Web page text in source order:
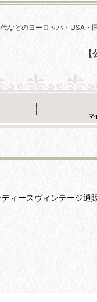
などのヨーロッパ・USA
マ
ィースヴィンテージ通